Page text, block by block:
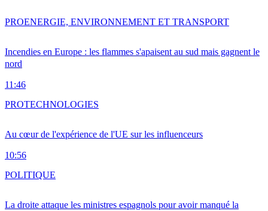
Incendies en Europe : les flammes s'apaisent au sud mais gagnent le
nord
11:46
PROENERGIE, ENVIRONNEMENT ET TRANSPORT
Au cœur de l'expérience de l'UE sur les influenceurs
10:56
PROTECHNOLOGIES
La droite attaque les ministres espagnols pour avoir manqué la
POLITIQUE